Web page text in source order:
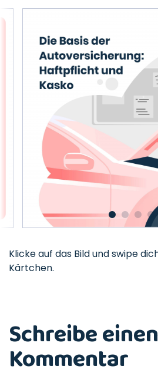
Klicke auf das Bild und swipe
Kärtchen.
Schreibe einen
Kommentar